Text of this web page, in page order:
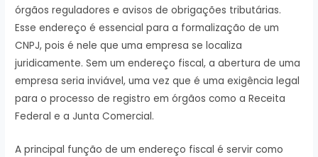
órgãos reguladores e avisos de obrigações tributárias.
Esse endereço é essencial para a formalização de um
CNPJ, pois é nele que uma empresa se localiza
juridicamente. Sem um endereço fiscal, a abertura de uma
empresa seria inviável, uma vez que é uma exigência legal
para o processo de registro em órgãos como a Receita
Federal e a Junta Comercial.
A principal função de um endereço fiscal é servir como